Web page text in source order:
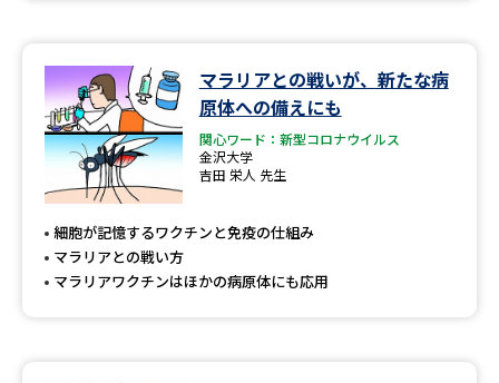
マラリアとの戦いが、新たな病
原体への備えにも
関心ワード：新型コロナウイルス
金沢大学
吉田 栄人 先生
細胞が記憶するワクチンと免疫の仕組み
マラリアとの戦い方
マラリアワクチンはほかの病原体にも応用